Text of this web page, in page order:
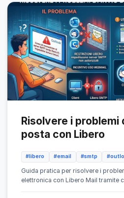
Risolvere i problemi
posta con Libero
#libero #email #smtp
Guida pratica per risolvere i
elettronica con Libero Mail tramite